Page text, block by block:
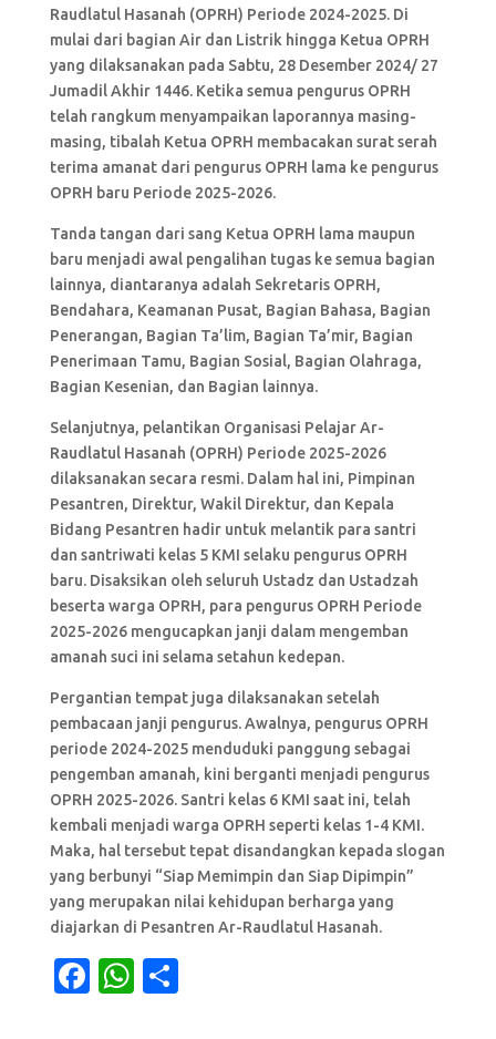
Raudlatul Hasanah (OPRH) Periode 2024-2025. Di
mulai dari bagian Air dan Listrik hingga Ketua OPRH
yang dilaksanakan pada Sabtu, 28 Desember 2024/ 27
Jumadil Akhir 1446. Ketika semua pengurus OPRH
telah rangkum menyampaikan laporannya masing-
masing, tibalah Ketua OPRH membacakan surat serah
terima amanat dari pengurus OPRH lama ke pengurus
OPRH baru Periode 2025-2026.
Tanda tangan dari sang Ketua OPRH lama maupun
baru menjadi awal pengalihan tugas ke semua bagian
lainnya, diantaranya adalah Sekretaris OPRH,
Bendahara, Keamanan Pusat, Bagian Bahasa, Bagian
Penerangan, Bagian Ta’lim, Bagian Ta’mir, Bagian
Penerimaan Tamu, Bagian Sosial, Bagian Olahraga,
Bagian Kesenian, dan Bagian lainnya.
Selanjutnya, pelantikan Organisasi Pelajar Ar-
Raudlatul Hasanah (OPRH) Periode 2025-2026
dilaksanakan secara resmi. Dalam hal ini, Pimpinan
Pesantren, Direktur, Wakil Direktur, dan Kepala
Bidang Pesantren hadir untuk melantik para santri
dan santriwati kelas 5 KMI selaku pengurus OPRH
baru. Disaksikan oleh seluruh Ustadz dan Ustadzah
beserta warga OPRH, para pengurus OPRH Periode
2025-2026 mengucapkan janji dalam mengemban
amanah suci ini selama setahun kedepan.
Pergantian tempat juga dilaksanakan setelah
pembacaan janji pengurus. Awalnya, pengurus OPRH
periode 2024-2025 menduduki panggung sebagai
pengemban amanah, kini berganti menjadi pengurus
OPRH 2025-2026. Santri kelas 6 KMI saat ini, telah
kembali menjadi warga OPRH seperti kelas 1-4 KMI.
Maka, hal tersebut tepat disandangkan kepada slogan
yang berbunyi “Siap Memimpin dan Siap Dipimpin”
yang merupakan nilai kehidupan berharga yang
diajarkan di Pesantren Ar-Raudlatul Hasanah.
F
W